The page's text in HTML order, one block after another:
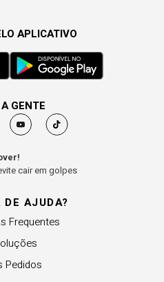
DE AJUDA?
Frequentes
Pedidos
APLICATIVO
GENTE
cair em golpes